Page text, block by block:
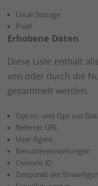
Local Storage
Pixel
Erhobene Daten
Diese Liste enthält
von oder durch die
gesammelt werden.
Opt-in- und Opt-out-
Referrer URL
User Agent
Benutzereinstellungen
Consent ID
Zeitpunkt der